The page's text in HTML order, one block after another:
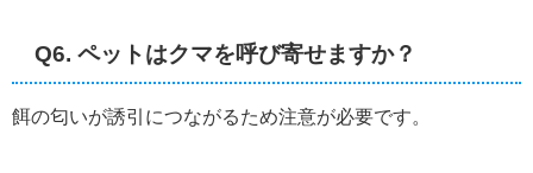
Q6. ペットはクマを呼び寄せますか？
餌の匂いが誘引につながるため注意が必要です。